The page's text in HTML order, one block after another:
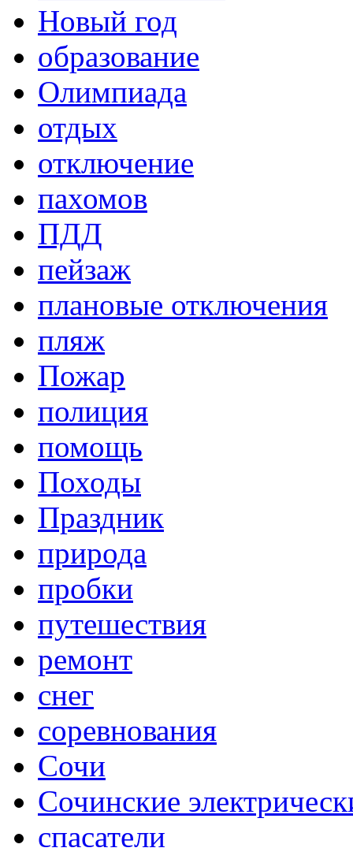
Новый год
образование
Олимпиада
отдых
отключение
пахомов
ПДД
пейзаж
плановые отключения
пляж
Пожар
полиция
помощь
Походы
Праздник
природа
пробки
путешествия
ремонт
снег
соревнования
Сочи
Сочинские
спасатели